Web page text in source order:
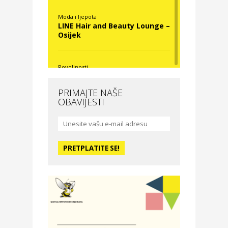
Moda i ljepota
LINE Hair and Beauty Lounge –
Osijek
Povoljnosti
Moda i ljepota
studio – Osijek
Zdravlje i osiguranje
PRIMAJTE NAŠE
OBAVIJESTI